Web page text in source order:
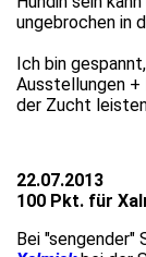
ungebrochen in
Ich bin
Ausstellungen +
der Zucht
22.07.2013
100 Pkt. für
Bei "sengender"